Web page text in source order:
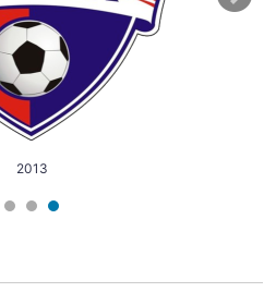
2013